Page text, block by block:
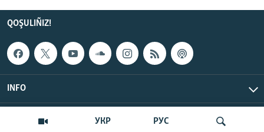
УКР РУС
QOŞULIÑIZ!
INFO
© Qırım.Aqiqat, 2026 | All Rights Reserved.